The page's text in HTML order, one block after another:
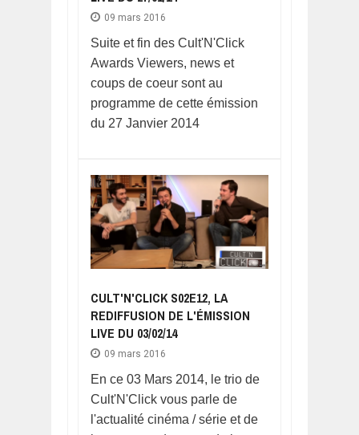
09 mars 2016
Suite et fin des Cult'N'Click
Awards Viewers, news et
coups de coeur sont au
programme de cette émission
du 27 Janvier 2014
CULT'N'CLICK S02E12, LA
REDIFFUSION DE L'ÉMISSION
LIVE DU 03/02/14
09 mars 2016
En ce 03 Mars 2014, le trio de
Cult'N'Click vous parle de
l'actualité cinéma / série et de